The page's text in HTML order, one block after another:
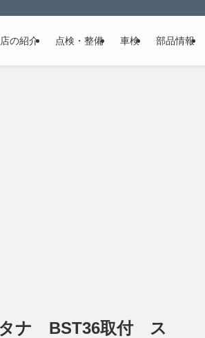
の紹介 点検・整備 車検 部品情報
タナ BST36取付 ス